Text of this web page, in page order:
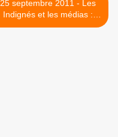
25 septembre 2011 - Les
Indignés et les médias :
incompétence ou